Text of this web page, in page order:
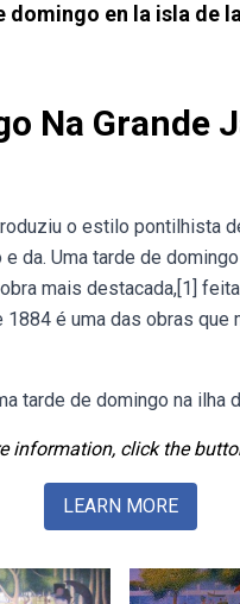
domingo en la isla de
Na Grande
o estilo pontilhista
da. Uma tarde de
mais destacada,[1]
é uma das obras
tarde de domingo na ilha
information, click the
LEARN MORE